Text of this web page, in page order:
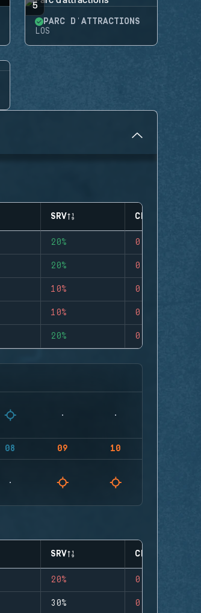
5
PARC D'ATTRACTIONS
LOS
SRV CLUTCHES
20% 0
20% 0
10% 0
10% 0
20% 0
08 09 10
SRV CLUTCHES
20% 0
30% 0